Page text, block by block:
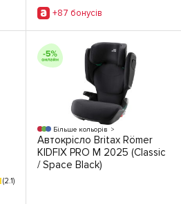
+87 бонусiв
(2.1)
Більше кольорів
Автокрісло Britax Römer
KIDFIX PRO M 2025 (Classic
/ Space Black)